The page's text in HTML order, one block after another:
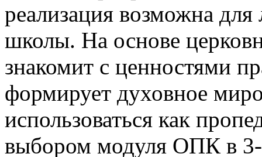
реализация возможна
школы. На основе
знакомит с ценностями
формирует духовное
использоваться как
выбором модуля ОПК в 3-